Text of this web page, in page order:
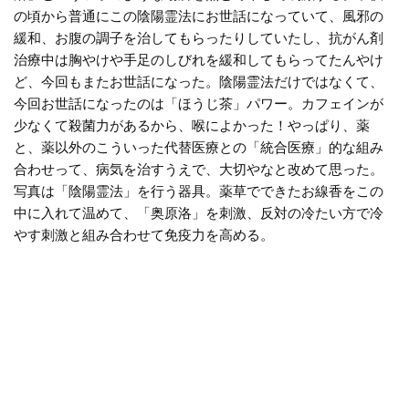
の頃から普通にこの陰陽霊法にお世話になっていて、風邪の
緩和、お腹の調子を治してもらったりしていたし、抗がん剤
治療中は胸やけや手足のしびれを緩和してもらってたんやけ
ど、今回もまたお世話になった。陰陽霊法だけではなくて、
今回お世話になったのは「ほうじ茶」パワー。カフェインが
少なくて殺菌力があるから、喉によかった！やっぱり、薬
と、薬以外のこういった代替医療との「統合医療」的な組み
合わせって、病気を治すうえで、大切やなと改めて思った。
写真は「陰陽霊法」を行う器具。薬草でできたお線香をこの
中に入れて温めて、「奥原洛」を刺激、反対の冷たい方で冷
やす刺激と組み合わせて免疫力を高める。